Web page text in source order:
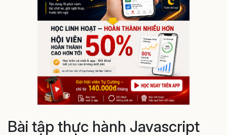
Bài tập thực hành Javascript